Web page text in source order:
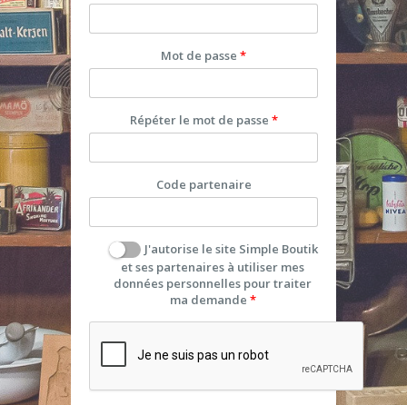
Mot de passe
Répéter le mot de passe
Code partenaire
J'autorise le site Simple Boutik
et ses partenaires à utiliser mes
données personnelles pour traiter
ma demande